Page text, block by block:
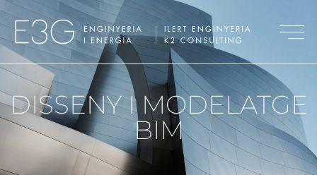
DISSENY I MODELATGE
BIM